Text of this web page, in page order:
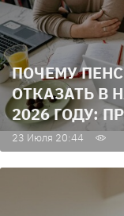
ПОЧЕМУ
ОТКАЗАТЬ В
2026 ГОДУ:
23 Июля 20:44